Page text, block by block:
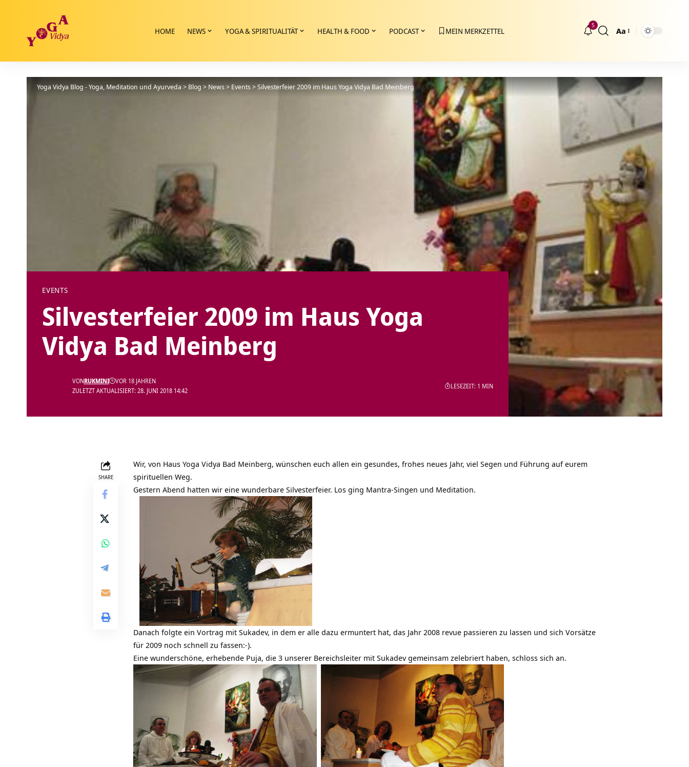
HOME NEWS YOGA & SPIRITUALITÄT HEALTH & FOOD PODCAST MEIN MERKZETTEL
5
Größenänderung
Aa
Yoga Vidya Blog - Yoga, Meditation und Ayurveda > Blog > News> Events>Silvesterfeier 2009 im Haus Yoga Vidya Bad Meinberg
EVENTS
Silvesterfeier 2009 im Haus Yoga
Vidya Bad Meinberg
ZULETZT AKTUALISIERT: 28. JUNI 2018 14:42
VONRUKMINI VOR 18 JAHREN
LESEZEIT: 1 MIN
SHARE
Wir, von Haus Yoga Vidya Bad Meinberg, wünschen euch allen ein gesundes, frohes neues Jahr, viel Segen und Führung auf eurem
spirituellen Weg.
Gestern Abend hatten wir eine wunderbare Silvesterfeier. Los ging Mantra-Singen und Meditation.
Danach folgte ein Vortrag mit Sukadev, in dem er alle dazu ermuntert hat, das Jahr 2008 revue passieren zu lassen und sich Vorsätze
für 2009 noch schnell zu fassen:-).
Eine wunderschöne, erhebende Puja, die 3 unserer Bereichsleiter mit Sukadev gemeinsam zelebriert haben, schloss sich an.